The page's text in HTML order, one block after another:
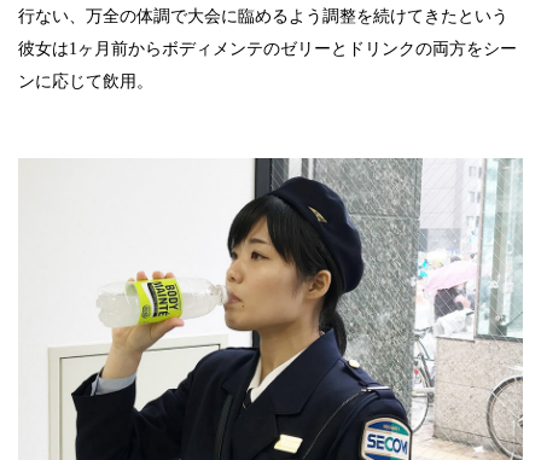
行ない、万全の体調で大会に臨めるよう調整を続けてきたという
彼女は1ヶ月前からボディメンテのゼリーとドリンクの両方をシー
ンに応じて飲用。